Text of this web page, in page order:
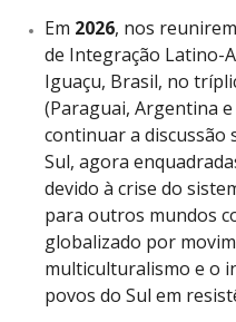
Em 2026, nos
de Integração Latino-
Iguaçu, Brasil, no
(Paraguai, Argentina
continuar a discussão
Sul, agora
devido à crise do
para outros mundos
globalizado por
multiculturalismo e o
povos do Sul em